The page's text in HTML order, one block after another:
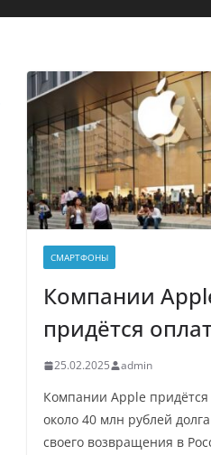
СМАРТФОНЫ
Компании
придётся
25.02.2025 admin
Компании Apple
около 40 млн рублей
своего возвращения в